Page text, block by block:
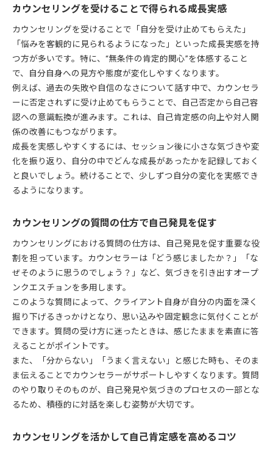
カウンセリングを受けることで得られる成長実感
カウンセリングを受けることで「自分を受け止めてもらえた」
「悩みを客観的に見られるようになった」といった成長実感を持
つ方が多いです。特に、“無条件の肯定的関心”を体感すること
で、自分自身への見方や態度が変化しやすくなります。
例えば、過去の失敗や自信のなさについて話す中で、カウンセラ
ーに否定されずに受け止めてもらうことで、自己否定から自己容
認への意識転換が進みます。これは、自己肯定感の向上や対人関
係の改善にもつながります。
成長を実感しやすくするには、セッション後に小さな気づきや変
化を振り返り、自分の中でどんな成長があったかを記録しておく
と良いでしょう。続けることで、少しずつ自分の変化を実感でき
るようになります。
カウンセリングの質問の仕方で自己発見を促す
カウンセリングにおける質問の仕方は、自己発見を促す重要な役
割を担っています。カウンセラーは「どう感じましたか？」「な
ぜそのように思うのでしょう？」など、気づきを引き出すオープ
ンクエスチョンを多用します。
このような質問によって、クライアント自身が自分の内面を深く
掘り下げるきっかけとなり、思い込みや固定観念に気付くことが
できます。質問の受け方に迷ったときは、感じたままを素直に答
えることがポイントです。
また、「分からない」「うまく言えない」と感じた時も、そのま
ま伝えることでカウンセラーがサポートしやすくなります。質問
のやり取りそのものが、自己発見や気づきのプロセスの一部とな
るため、積極的に対話を楽しむ姿勢が大切です。
カウンセリングを活かして自己肯定感を高めるコツ